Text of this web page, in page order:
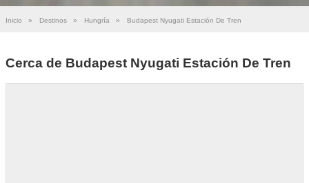
Inicio » Destinos » Hungría » Budapest Nyugati Estación De Tren
Cerca de Budapest Nyugati Estación De Tren